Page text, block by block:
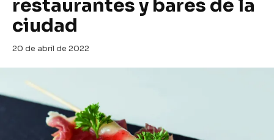
restaurantes y bares de la
ciudad
20 de abril de 2022